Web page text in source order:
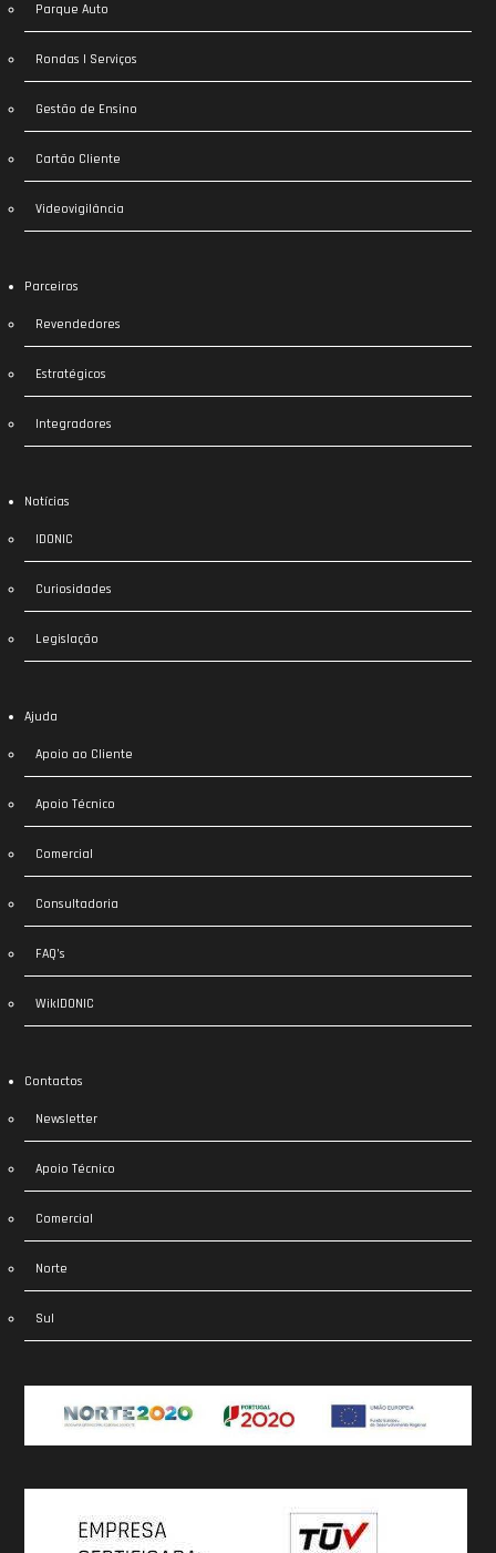
Parque Auto
Rondas | Serviços
Gestão de Ensino
Cartão Cliente
Videovigilância
Parceiros
Revendedores
Estratégicos
Integradores
Notícias
IDONIC
Curiosidades
Legislação
Ajuda
Apoio ao Cliente
Apoio Técnico
Comercial
Consultadoria
FAQ’s
WikIDONIC
Contactos
Newsletter
Apoio Técnico
Comercial
Norte
Sul